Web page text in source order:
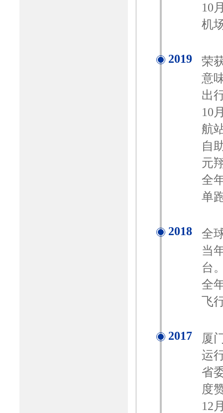
10
机
2019
荣
意
出
10
航
自
元
全
单
2018
全
当
台
全
飞
2017
厦
运
省
度
12